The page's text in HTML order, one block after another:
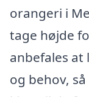
orangeri i
tage højde
anbefales at
og behov,